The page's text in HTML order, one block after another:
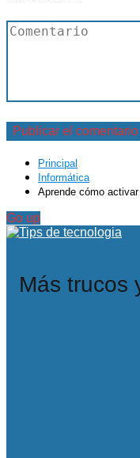
Principal
Informática
Aprende cómo
Go up
Más trucos